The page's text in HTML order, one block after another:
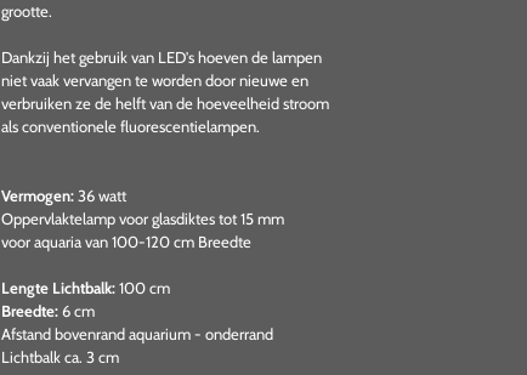
grootte.
Dankzij het gebruik van LED's hoeven de lampen
niet vaak vervangen te worden door nieuwe en
verbruiken ze de helft van de hoeveelheid stroom
als conventionele fluorescentielampen.
Vermogen:36 watt
Oppervlaktelamp voor glasdiktes tot 15 mm
voor aquaria van 100-120 cm Breedte
Lengte Lichtbalk:100 cm
Breedte:6 cm
Afstand bovenrand aquarium - onderrand
Lichtbalk ca. 3 cm